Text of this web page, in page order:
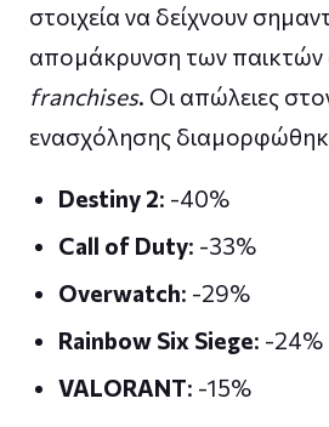
στοιχεία να δείχνουν
απομάκρυνση των
franchises. Οι απώλειες
ενασχόλησης
Destiny 2: -40%
Call of Duty: -33%
Overwatch: -29%
Rainbow Six Siege: -24%
VALORANT: -15%